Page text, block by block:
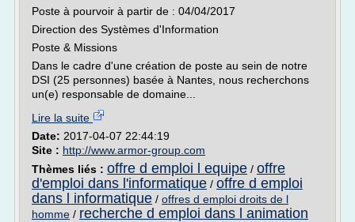
Poste à pourvoir à partir de : 04/04/2017
Direction des Systèmes d'Information
Poste & Missions
Dans le cadre d'une création de poste au sein de notre
DSI (25 personnes) basée à Nantes, nous recherchons
un(e) responsable de domaine...
Lire la suite
Date: 2017-04-07 22:44:19
Site : http://www.armor-group.com
Thèmes liés : offre d emploi l equipe / offre
d'emploi dans l'informatique / offre d emploi
dans l informatique / offres d emploi droits de l
homme / recherche d emploi dans l animation